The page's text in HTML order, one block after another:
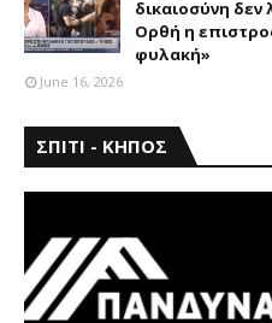
δικαιοσύνη δεν
Ορθή η
φυλακή»
June 16, 2026
ΣΠΙΤΙ - ΚΗΠΟΣ